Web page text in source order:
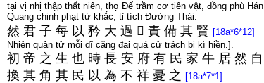
tại vị nhị thập thất niên, thọ Đế trầm cơ tiên vật, đồng phù Hán
Quang chinh phạt tứ khắc, tỉ tích Đường Thái.
然 君 子 每 以 矜 大 過 𱑏 責 備 其 賢 [18a*6*12]
Nhiên quân tử mỗi dĩ căng đại quá cử trách bị kì hiền.].
初帝 之生也 時長 安 府 有 民 家 牛 居然 自
換 其 角 其 民 以 為 不 祥 憂 之
[18a*7*1]